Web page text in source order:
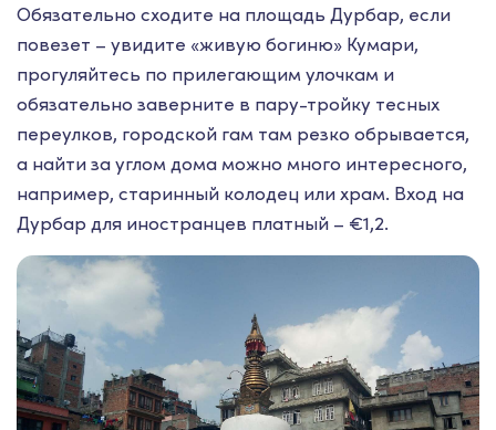
Обязательно сходите на площадь Дурбар, если
повезет – увидите «живую богиню» Кумари,
прогуляйтесь по прилегающим улочкам и
обязательно заверните в пару-тройку тесных
переулков, городской гам там резко обрывается,
а найти за углом дома можно много интересного,
например, старинный колодец или храм. Вход на
Дурбар для иностранцев платный – €1,2.